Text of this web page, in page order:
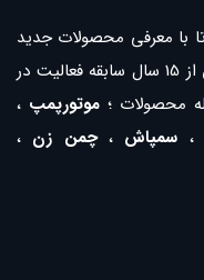
تا با معرفی محصولات جدید
و بروز و همچنین ارائه بهترین ها با بیش از 15 سال سابقه فعالیت در
محصولات ؛ موتورپمپ ،
، سمپاش ،چمن زن ،